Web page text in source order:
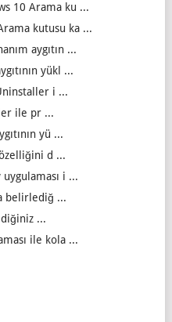
10 Arama ku ...
kutusu ka ...
aygıtın ...
yükl ...
i ...
ile pr ...
yü ...
d ...
i ...
belirlediğ ...
...
ile kola ...